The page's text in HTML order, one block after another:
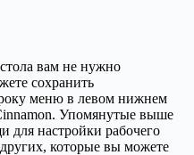
вам не нужно
сохранить
меню в левом нижнем
Упомянутые выше
настройки рабочего
которые вы можете